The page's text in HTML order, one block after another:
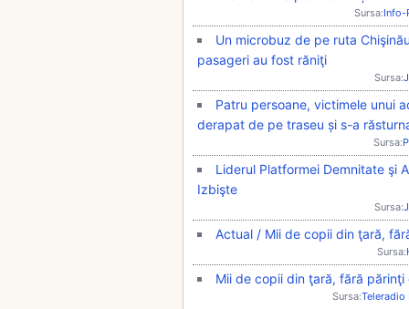
Sursa:Info-
Un microbuz de pe ruta
pasageri au fost răniţi
Sursa:
Patru persoane, victimele unui
derapat de pe traseu și s-a
Sursa:
Liderul Platformei Demnitate şi
Izbişte
Sursa:
Actual / Mii de copii din ţară,
Sursa:
Mii de copii din ţară, fără părinţi
Sursa: